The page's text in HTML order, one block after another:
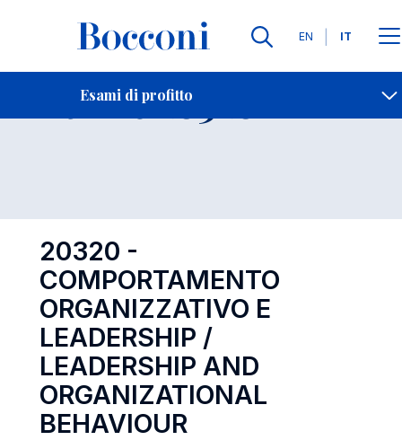
Lingue
EN IT
Esami di profitto
Contatti
Esame 20320 Open
20320 -
COMPORTAMENTO
ORGANIZZATIVO E
LEADERSHIP /
LEADERSHIP AND
ORGANIZATIONAL
BEHAVIOUR